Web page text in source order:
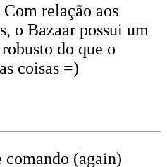
relação aos
o Bazaar possui um
do que o
coisas =)
(again)